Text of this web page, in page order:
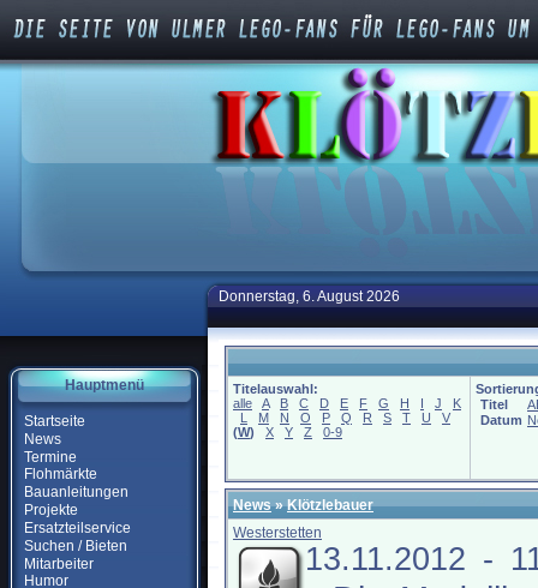
Hauptmenü
Startseite
News
Termine
Flohmärkte
Bauanleitungen
Projekte
Ersatzteilservice
Suchen / Bieten
Mitarbeiter
Humor
Donnerstag, 6. August 2026
Titelauswahl:
alle
A B C D E F G H I J
K
L
M N O P Q R S T U
V
(W) X Y Z 0-9
Titel
Datum
News»Klötzlebauer
Westerstetten
13.11.2012 -